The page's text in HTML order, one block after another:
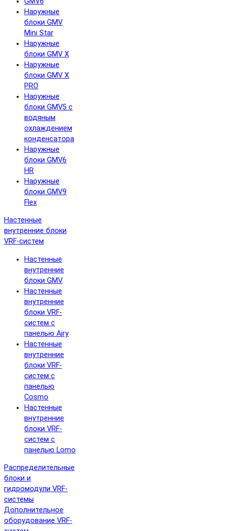
Наружные
блоки GMV
Mini Star
Наружные
блоки GMV X
Наружные
блоки GMV X
PRO
Наружные
блоки GMV5 с
водяным
охлаждением
конденсатора
Наружные
блоки GMV6
HR
Наружные
блоки GMV9
Flex
Настенные
внутренние блоки
VRF-систем
Настенные
внутренние
блоки GMV
Настенные
внутренние
блоки VRF-
систем с
панелью Airy
Настенные
внутренние
блоки VRF-
систем с
панелью
Cosmo
Настенные
внутренние
блоки VRF-
систем с
панелью Lomo
Распределительные
блоки и
гидромодули VRF-
системы
Дополнительное
оборудование VRF-